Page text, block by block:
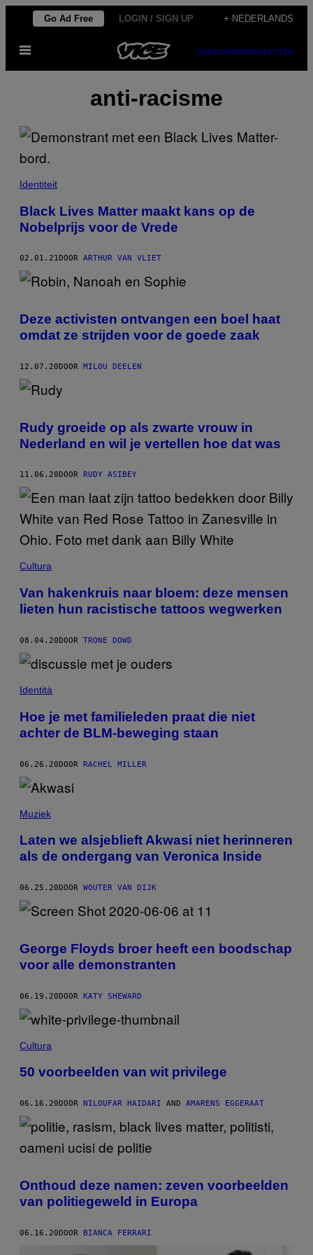
de
Go Ad Free LOGIN / SIGN UP + NEDERLANDS
Open
SUBSCRIBENEWSLETTER
anti-racisme
Identiteit
Black Lives Matter maakt kans op de
Nobelprijs voor de Vrede
02.01.21 DOOR ARTHUR VAN VLIET
Deze activisten ontvangen een boel haat
omdat ze strijden voor de goede zaak
12.07.20DOOR MILOU DEELEN
Rudy groeide op als zwarte vrouw in
Nederland en wil je vertellen hoe dat was
11.06.20 DOOR RUDY ASIBEY
Cultura
Van hakenkruis naar bloem: deze mensen
lieten hun racistische tattoos wegwerken
08.04.20DOOR TRONE DOWD
Identità
Hoe je met familieleden praat die niet
achter de BLM-beweging staan
06.26.20DOOR RACHEL MILLER
Muziek
Laten we alsjeblieft Akwasi niet herinneren
als de ondergang van Veronica Inside
06.25.20 DOOR WOUTER VAN DIJK
George Floyds broer heeft een boodschap
voor alle demonstranten
06.19.20DOOR KATY SHEWARD
Cultura
50 voorbeelden van wit privilege
06.16.20 DOOR NILOUFAR HAIDARI AND AMARENS EGGERAAT
Onthoud deze namen: zeven voorbeelden
van politiegeweld in Europa
06.16.20DOOR BIANCA FERRARI